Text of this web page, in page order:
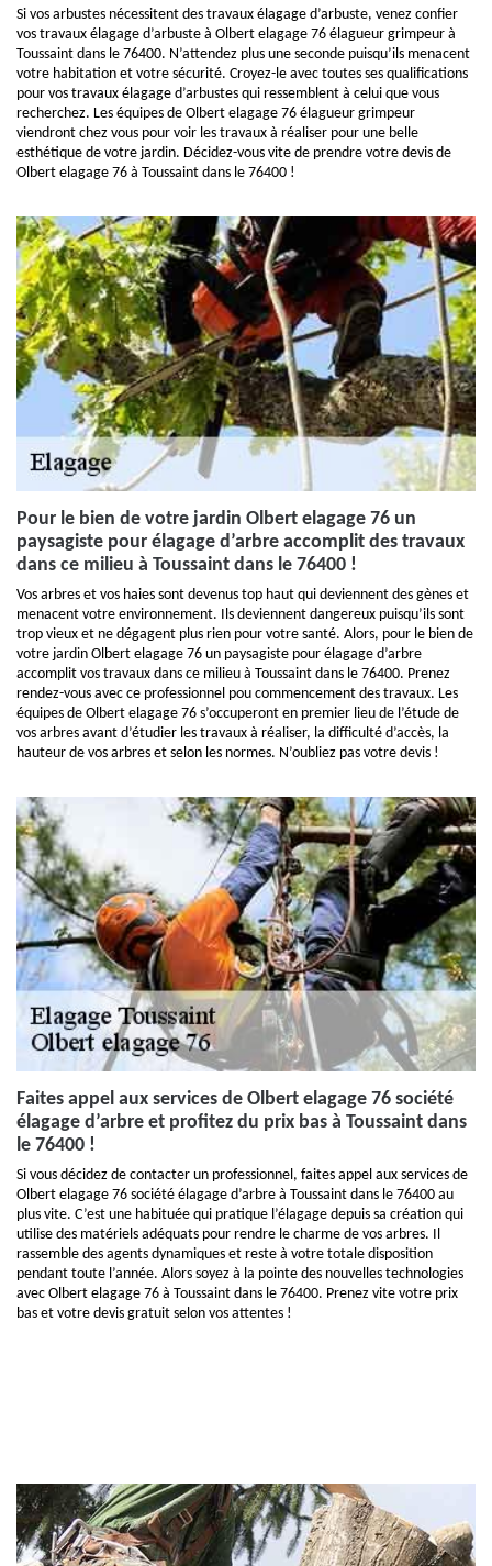
Si vos arbustes nécessitent des travaux élagage d’arbuste, venez confier
vos travaux élagage d’arbuste à Olbert elagage 76 élagueur grimpeur à
Toussaint dans le 76400. N’attendez plus une seconde puisqu’ils menacent
votre habitation et votre sécurité. Croyez-le avec toutes ses qualifications
pour vos travaux élagage d’arbustes qui ressemblent à celui que vous
recherchez. Les équipes de Olbert elagage 76 élagueur grimpeur
viendront chez vous pour voir les travaux à réaliser pour une belle
esthétique de votre jardin. Décidez-vous vite de prendre votre devis de
Olbert elagage 76 à Toussaint dans le 76400 !
Pour le bien de votre jardin Olbert elagage 76 un
paysagiste pour élagage d’arbre accomplit des travaux
dans ce milieu à Toussaint dans le 76400 !
Vos arbres et vos haies sont devenus top haut qui deviennent des gènes et
menacent votre environnement. Ils deviennent dangereux puisqu’ils sont
trop vieux et ne dégagent plus rien pour votre santé. Alors, pour le bien de
votre jardin Olbert elagage 76 un paysagiste pour élagage d’arbre
accomplit vos travaux dans ce milieu à Toussaint dans le 76400. Prenez
rendez-vous avec ce professionnel pou commencement des travaux. Les
équipes de Olbert elagage 76 s’occuperont en premier lieu de l’étude de
vos arbres avant d’étudier les travaux à réaliser, la difficulté d’accès, la
hauteur de vos arbres et selon les normes. N’oubliez pas votre devis !
Faites appel aux services de Olbert elagage 76 société
élagage d’arbre et profitez du prix bas à Toussaint dans
le 76400 !
Si vous décidez de contacter un professionnel, faites appel aux services de
Olbert elagage 76 société élagage d’arbre à Toussaint dans le 76400 au
plus vite. C’est une habituée qui pratique l’élagage depuis sa création qui
utilise des matériels adéquats pour rendre le charme de vos arbres. Il
rassemble des agents dynamiques et reste à votre totale disposition
pendant toute l’année. Alors soyez à la pointe des nouvelles technologies
avec Olbert elagage 76 à Toussaint dans le 76400. Prenez vite votre prix
bas et votre devis gratuit selon vos attentes !